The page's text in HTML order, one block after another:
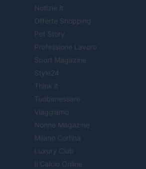
Notizie.it
Offerte Shopping
Pet Story
Professione Lavoro
Sport Magazine
Style24
Think.it
Tuobenessere
Viaggiamo
Nonne Magazine
Milano Cortina
Luxury Club
Il Calcio Online